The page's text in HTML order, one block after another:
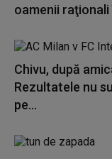
oamenii raţionali
Chivu, după
Rezultatele nu
pe...